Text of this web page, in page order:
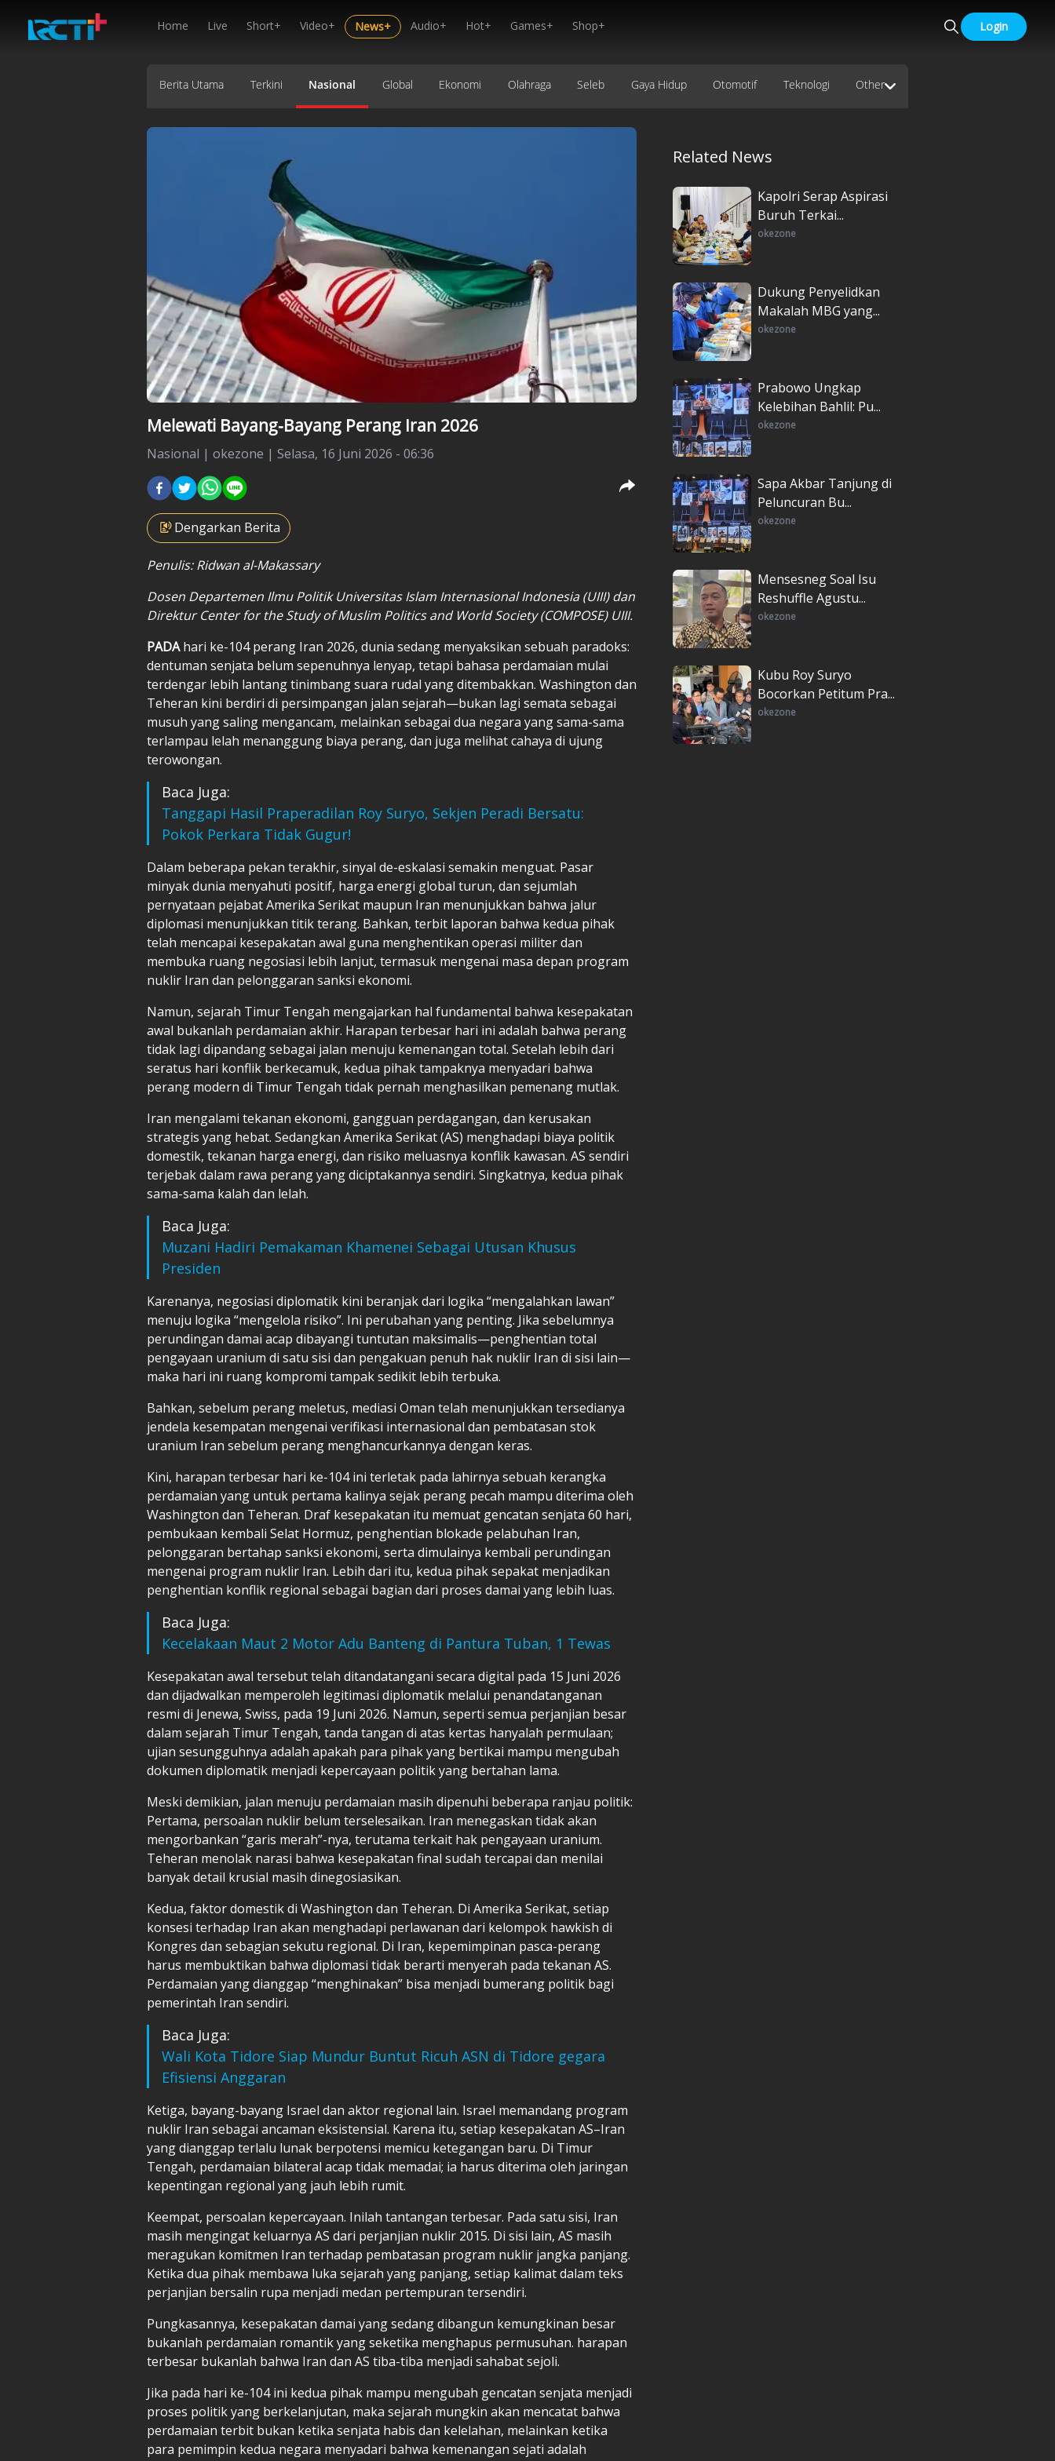
Home Live Short+ Video+ News+ Audio+ Hot+ Games+ Shop+ Login
Berita Utama Terkini Nasional Global Ekonomi Olahraga Seleb Gaya Hidup Otomotif Teknologi Other
Melewati Bayang-Bayang Perang Iran 2026
Nasional | okezone | Selasa, 16 Juni 2026 - 06:36
Dengarkan Berita
Penulis: Ridwan al-Makassary
Dosen Departemen Ilmu Politik Universitas Islam Internasional Indonesia (UIII) dan
Direktur Center for the Study of Muslim Politics and World Society (COMPOSE) UIII.
PADAhari ke-104 perang Iran 2026, dunia sedang menyaksikan sebuah paradoks:
dentuman senjata belum sepenuhnya lenyap, tetapi bahasa perdamaian mulai
terdengar lebih lantang tinimbang suara rudal yang ditembakkan. Washington dan
Teheran kini berdiri di persimpangan jalan sejarah—bukan lagi semata sebagai
musuh yang saling mengancam, melainkan sebagai dua negara yang sama-sama
terlampau lelah menanggung biaya perang, dan juga melihat cahaya di ujung
terowongan.
Baca Juga:
Tanggapi Hasil Praperadilan Roy Suryo, Sekjen Peradi Bersatu:
Pokok Perkara Tidak Gugur!
Dalam beberapa pekan terakhir, sinyal de-eskalasi semakin menguat. Pasar
minyak dunia menyahuti positif, harga energi global turun, dan sejumlah
pernyataan pejabat Amerika Serikat maupun Iran menunjukkan bahwa jalur
diplomasi menunjukkan titik terang. Bahkan, terbit laporan bahwa kedua pihak
telah mencapai kesepakatan awal guna menghentikan operasi militer dan
membuka ruang negosiasi lebih lanjut, termasuk mengenai masa depan program
nuklir Iran dan pelonggaran sanksi ekonomi.
Namun, sejarah Timur Tengah mengajarkan hal fundamental bahwa kesepakatan
awal bukanlah perdamaian akhir. Harapan terbesar hari ini adalah bahwa perang
tidak lagi dipandang sebagai jalan menuju kemenangan total. Setelah lebih dari
seratus hari konflik berkecamuk, kedua pihak tampaknya menyadari bahwa
perang modern di Timur Tengah tidak pernah menghasilkan pemenang mutlak.
Iran mengalami tekanan ekonomi, gangguan perdagangan, dan kerusakan
strategis yang hebat. Sedangkan Amerika Serikat (AS) menghadapi biaya politik
domestik, tekanan harga energi, dan risiko meluasnya konflik kawasan. AS sendiri
terjebak dalam rawa perang yang diciptakannya sendiri. Singkatnya, kedua pihak
sama-sama kalah dan lelah.
Baca Juga:
Muzani Hadiri Pemakaman Khamenei Sebagai Utusan Khusus
Presiden
Karenanya, negosiasi diplomatik kini beranjak dari logika “mengalahkan lawan”
menuju logika “mengelola risiko”. Ini perubahan yang penting. Jika sebelumnya
perundingan damai acap dibayangi tuntutan maksimalis—penghentian total
pengayaan uranium di satu sisi dan pengakuan penuh hak nuklir Iran di sisi lain—
maka hari ini ruang kompromi tampak sedikit lebih terbuka.
Bahkan, sebelum perang meletus, mediasi Oman telah menunjukkan tersedianya
jendela kesempatan mengenai verifikasi internasional dan pembatasan stok
uranium Iran sebelum perang menghancurkannya dengan keras.
Kini, harapan terbesar hari ke-104 ini terletak pada lahirnya sebuah kerangka
perdamaian yang untuk pertama kalinya sejak perang pecah mampu diterima oleh
Washington dan Teheran. Draf kesepakatan itu memuat gencatan senjata 60 hari,
pembukaan kembali Selat Hormuz, penghentian blokade pelabuhan Iran,
pelonggaran bertahap sanksi ekonomi, serta dimulainya kembali perundingan
mengenai program nuklir Iran. Lebih dari itu, kedua pihak sepakat menjadikan
penghentian konflik regional sebagai bagian dari proses damai yang lebih luas.
Baca Juga:
Kecelakaan Maut 2 Motor Adu Banteng di Pantura Tuban, 1 Tewas
Kesepakatan awal tersebut telah ditandatangani secara digital pada 15 Juni 2026
dan dijadwalkan memperoleh legitimasi diplomatik melalui penandatanganan
resmi di Jenewa, Swiss, pada 19 Juni 2026. Namun, seperti semua perjanjian besar
dalam sejarah Timur Tengah, tanda tangan di atas kertas hanyalah permulaan;
ujian sesungguhnya adalah apakah para pihak yang bertikai mampu mengubah
dokumen diplomatik menjadi kepercayaan politik yang bertahan lama.
Meski demikian, jalan menuju perdamaian masih dipenuhi beberapa ranjau politik:
Pertama, persoalan nuklir belum terselesaikan. Iran menegaskan tidak akan
mengorbankan “garis merah”-nya, terutama terkait hak pengayaan uranium.
Teheran menolak narasi bahwa kesepakatan final sudah tercapai dan menilai
banyak detail krusial masih dinegosiasikan.
Kedua, faktor domestik di Washington dan Teheran. Di Amerika Serikat, setiap
konsesi terhadap Iran akan menghadapi perlawanan dari kelompok hawkish di
Kongres dan sebagian sekutu regional. Di Iran, kepemimpinan pasca-perang
harus membuktikan bahwa diplomasi tidak berarti menyerah pada tekanan AS.
Perdamaian yang dianggap “menghinakan” bisa menjadi bumerang politik bagi
pemerintah Iran sendiri.
Baca Juga:
Wali Kota Tidore Siap Mundur Buntut Ricuh ASN di Tidore gegara
Efisiensi Anggaran
Ketiga, bayang-bayang Israel dan aktor regional lain. Israel memandang program
nuklir Iran sebagai ancaman eksistensial. Karena itu, setiap kesepakatan AS–Iran
yang dianggap terlalu lunak berpotensi memicu ketegangan baru. Di Timur
Tengah, perdamaian bilateral acap tidak memadai; ia harus diterima oleh jaringan
kepentingan regional yang jauh lebih rumit.
Keempat, persoalan kepercayaan. Inilah tantangan terbesar. Pada satu sisi, Iran
masih mengingat keluarnya AS dari perjanjian nuklir 2015. Di sisi lain, AS masih
meragukan komitmen Iran terhadap pembatasan program nuklir jangka panjang.
Ketika dua pihak membawa luka sejarah yang panjang, setiap kalimat dalam teks
perjanjian bersalin rupa menjadi medan pertempuran tersendiri.
Pungkasannya, kesepakatan damai yang sedang dibangun kemungkinan besar
bukanlah perdamaian romantik yang seketika menghapus permusuhan. harapan
terbesar bukanlah bahwa Iran dan AS tiba-tiba menjadi sahabat sejoli.
Jika pada hari ke-104 ini kedua pihak mampu mengubah gencatan senjata menjadi
proses politik yang berkelanjutan, maka sejarah mungkin akan mencatat bahwa
perdamaian terbit bukan ketika senjata habis dan kelelahan, melainkan ketika
para pemimpin kedua negara menyadari bahwa kemenangan sejati adalah
Related News
Kapolri Serap Aspirasi
Buruh Terkai...
okezone
Dukung Penyelidkan
Makalah MBG yang...
okezone
Prabowo Ungkap
Kelebihan Bahlil: Pu...
okezone
Sapa Akbar Tanjung di
Peluncuran Bu...
okezone
Mensesneg Soal Isu
Reshuffle Agustu...
okezone
Kubu Roy Suryo
Bocorkan Petitum Pra...
okezone